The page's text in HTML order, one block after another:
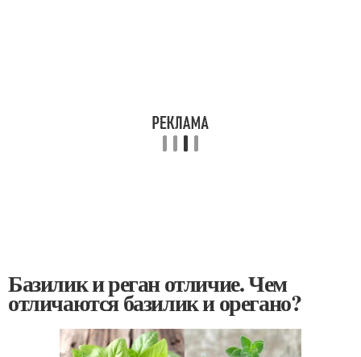
Базилик и реган отличие. Чем
отличаются базилик и орегано?